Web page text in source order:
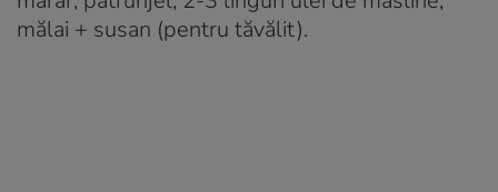
mălai + susan (pentru tăvălit).